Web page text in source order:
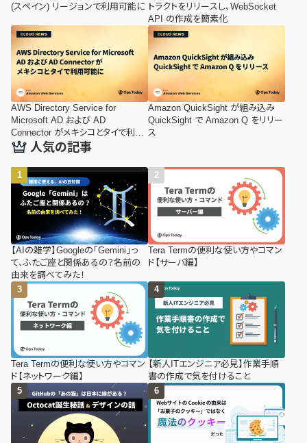
(スペイン) リージョンで利用可能に トラクトをリリースし、WebSocket
API の作成を簡素化
AWS Directory Service for
Microsoft AD および AD
Connector がメキシコとタイで利用
可能に
Amazon QuickSight が組み込み
QuickSight で Amazon Q をリリー
ス
人気の記事
【AIの雑学】Googleの「Gemini」っ
て、ふたご座と関係あるの？名前の
由来を調べてみた！
Tera Termの便利な使い方やコマン
ド【サーバ編】
Tera Termの便利な使い方やコマン
ド【ネットワーク編】
【新人ITエンジニア必見】作業手順
書の作成で気を付けること